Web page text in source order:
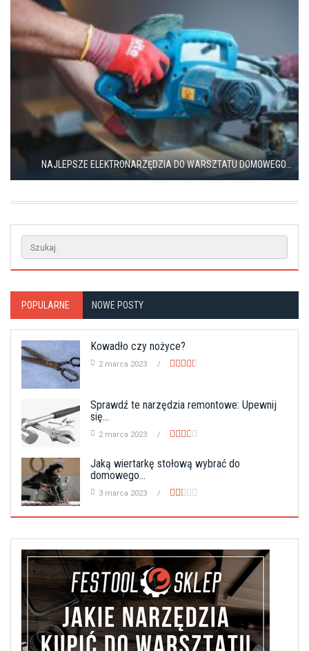
NAJLEPSZE ELEKTRONARZĘDZIA DO WARSZTATU DOMOWEGO...
POPULARNE NOWE POSTY
Kowadło czy nożyce?
2 marca 2023
Sprawdź te narzędzia remontowe: Upewnij
się...
2 marca 2023
Jaką wiertarkę stołową wybrać do
domowego...
3 marca 2023